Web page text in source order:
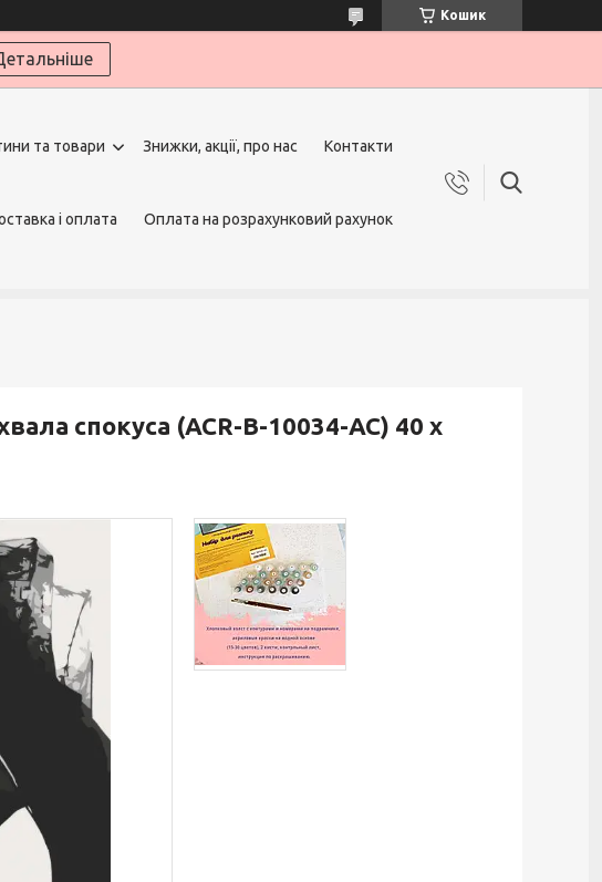
Кошик
та товари Знижки, акції, про нас Контакти
і оплата Оплата на розрахунковий рахунок
спокуса (ACR-B-10034-AC) 40 х